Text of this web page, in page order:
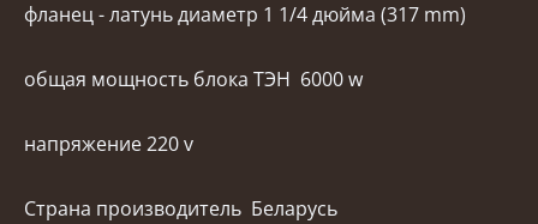
фланец - латунь диаметр 1 1/4 дюйма (317 mm)
общая мощность блока ТЭН 6000 w
напряжение 220 v
Страна производитель Беларусь